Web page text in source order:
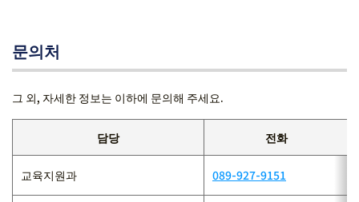
문의처
그 외, 자세한 정보는 이하에 문의해 주세요.
담당 전화
교육지원과 089-927-9151